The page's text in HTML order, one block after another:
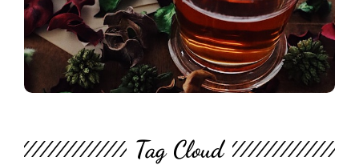
Tag Cloud